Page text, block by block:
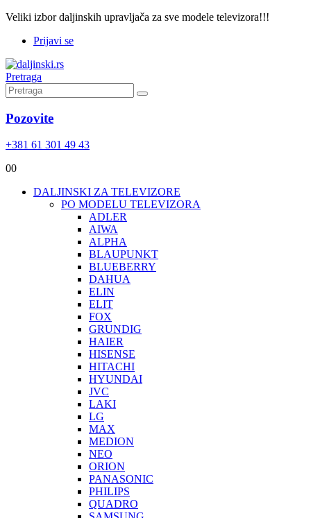
Veliki izbor daljinskih upravljača za sve modele televizora!!!
Prijavi se
Pretraga
Pozovite
+381 61 301 49 43
00
DALJINSKI ZA TELEVIZORE
PO MODELU TELEVIZORA
ADLER
AIWA
ALPHA
BLAUPUNKT
BLUEBERRY
DAHUA
ELIN
ELIT
FOX
GRUNDIG
HAIER
HISENSE
HITACHI
HYUNDAI
JVC
LAKI
LG
MAX
MEDION
NEO
ORION
PANASONIC
PHILIPS
QUADRO